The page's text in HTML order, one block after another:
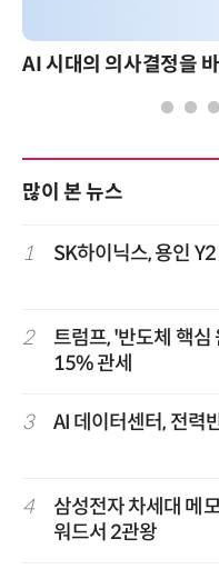
많이 본 뉴스
1 SK하이닉스, 용인
2
트럼프, '반도체 핵심
15% 관세
3 AI 데이터센터, 전력
4
삼성전자 차세대 메
워드서 2관왕